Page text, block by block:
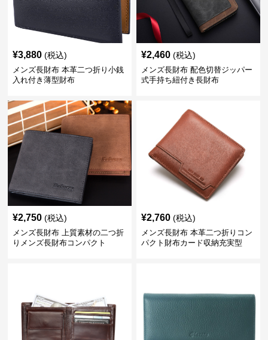
¥3,880 (税込)
メンズ長財布 本革二つ折り小銭
入れ付き薄型財布
¥2,460 (税込)
メンズ長財布 配色切替ジッパー
式手持ち紐付き長財布
¥2,750 (税込)
メンズ長財布 上質素材の二つ折
りメンズ長財布コンパクト
¥2,760 (税込)
メンズ長財布 本革二つ折りコン
パクト財布カード収納充実型